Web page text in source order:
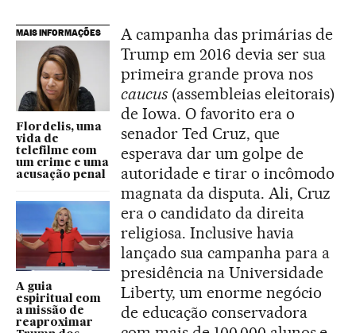
MAIS INFORMAÇÕES
Flordelis, uma
vida de
telefilme com
um crime e uma
acusação penal
A guia
espiritual com
a missão de
reaproximar
A campanha das primárias de
Trump em 2016 devia ser sua
primeira grande prova nos
caucus(assembleias eleitorais)
de Iowa. O favorito era o
senador Ted Cruz, que
esperava dar um golpe de
autoridade e tirar o incômodo
magnata da disputa. Ali, Cruz
era o candidato da direita
religiosa. Inclusive havia
lançado sua campanha para a
presidência na Universidade
Liberty, um enorme negócio
de educação conservadora